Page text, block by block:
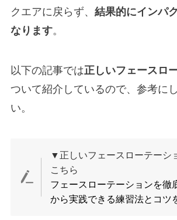
クエアに戻らず、 結果的にインパ
なります。
以下の記事では正しいフェースロ
ついて紹介しているので、参考に
い。
▼正しいフェースローテーシ
こちら
フェースローテーションを徹
から実践できる練習法とコツ